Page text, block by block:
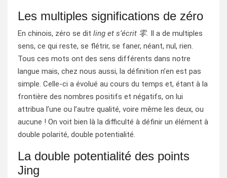
Les multiples significations de zéro
En chinois, zéro se dit ling et s’écrit 零.
Il a de multiples
sens, ce qui reste, se flétrir, se faner, néant, nul, rien.
Tous ces mots ont des sens différents dans notre
langue mais, chez nous aussi, la définition n’en est pas
simple. Celle-ci a évolué au cours du temps et, étant à la
frontière des nombres positifs et négatifs, on lui
attribua l’une ou l’autre qualité, voire même les deux, ou
aucune ! On voit bien là la difficulté à définir un élément à
double polarité, double potentialité.
La double potentialité des points
Jing